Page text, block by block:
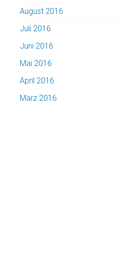
August 2016
Juli 2016
Juni 2016
Mai 2016
April 2016
März 2016